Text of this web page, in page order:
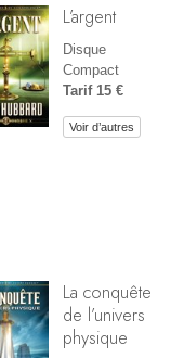
L’argent
Disque
Compact
Tarif 15 €
Voir d’autres
La conquête
de l’univers
physique